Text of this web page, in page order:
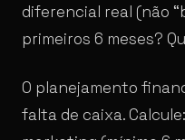
diferencial real (não
primeiros 6 meses?
O planejamento
falta de caixa.